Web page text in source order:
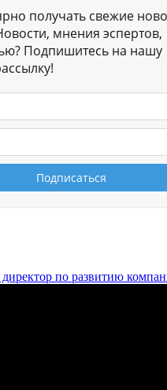
получать свежие
мнения эспертов,
Подпишитесь на нашу
по развитию